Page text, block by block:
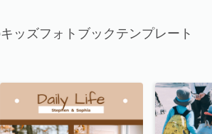
ッズフォトブックテンプレート